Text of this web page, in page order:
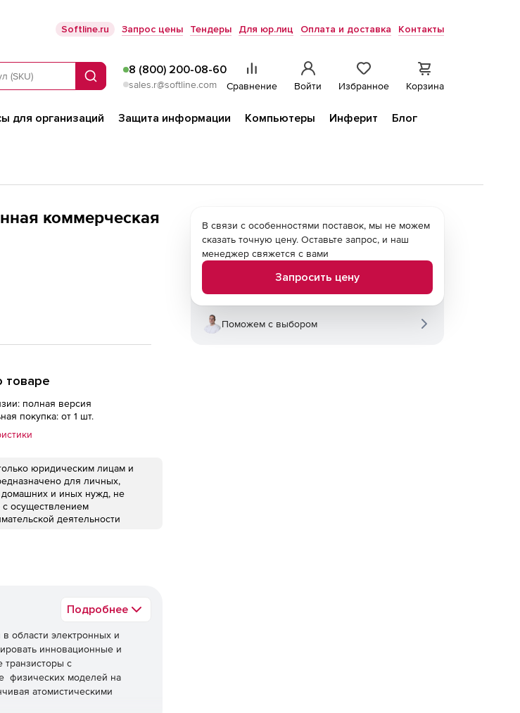
Softline.ru Запрос цены Тендеры Для юр.лиц Оплата и доставка Контакты
Поиск
8 (800) 200-08-60
sales.r@softline.com Сравнение Войти Избранное Корзина
для организаций Защита информации Компьютеры Инферит
Блог
коммерческая
товаре
полная версия
покупка: от 1 шт.
юридическим лицам и
для личных,
и иных нужд, не
с осуществлением
деятельности
Подробнее
области электронных и
инновационные и
транзисторы с
физических моделей на
атомистическими
В связи с особенностями поставок, мы не можем
сказать точную цену. Оставьте запрос, и наш
менеджер свяжется с вами
Запросить цену
Поможем с выбором